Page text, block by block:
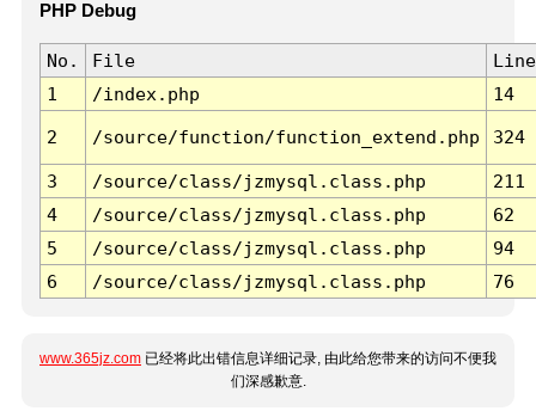
PHP Debug
No. File
Line
1
/index.php 14
2 /source/function/function_extend.php 324
3 /source/class/jzmysql.class.php
211
4
/source/class/jzmysql.class.php
62
5
/source/class/jzmysql.class.php
94
6
/source/class/jzmysql.class.php 76
www.365jz.com 已经将此出错信息详细记录, 由此给您带来的访问不便我
们深感歉意.